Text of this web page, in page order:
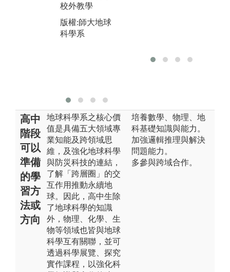
校外教學
版權:師大地球
科學系
科學系
高中
階段
可以
準備
的學
習方
法或
方向
地球科學系之核心價
值是具備五大領域專
業知能及跨領域思
維，及強化地球科學
與防災科技的連結，
了解「跨層圈」的交
互作用推動永續地
球。因此，高中生除
了地球科學的知識
外，物理、化學、生
物等領域也皆與地球
科學互有關聯，並可
透過科學展覽、探究
實作課程，以強化科
培養數學、物理、地
科基礎知識與能力。
加強邏輯推理與解決
問題能力。
多參與跨域合作。